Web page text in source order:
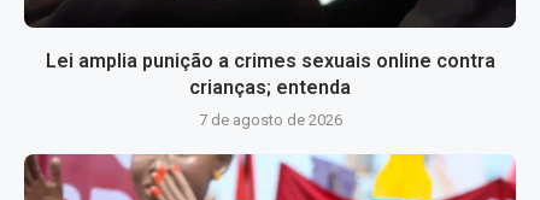
Lei amplia punição a crimes sexuais online contra
crianças; entenda
7 de agosto de 2026